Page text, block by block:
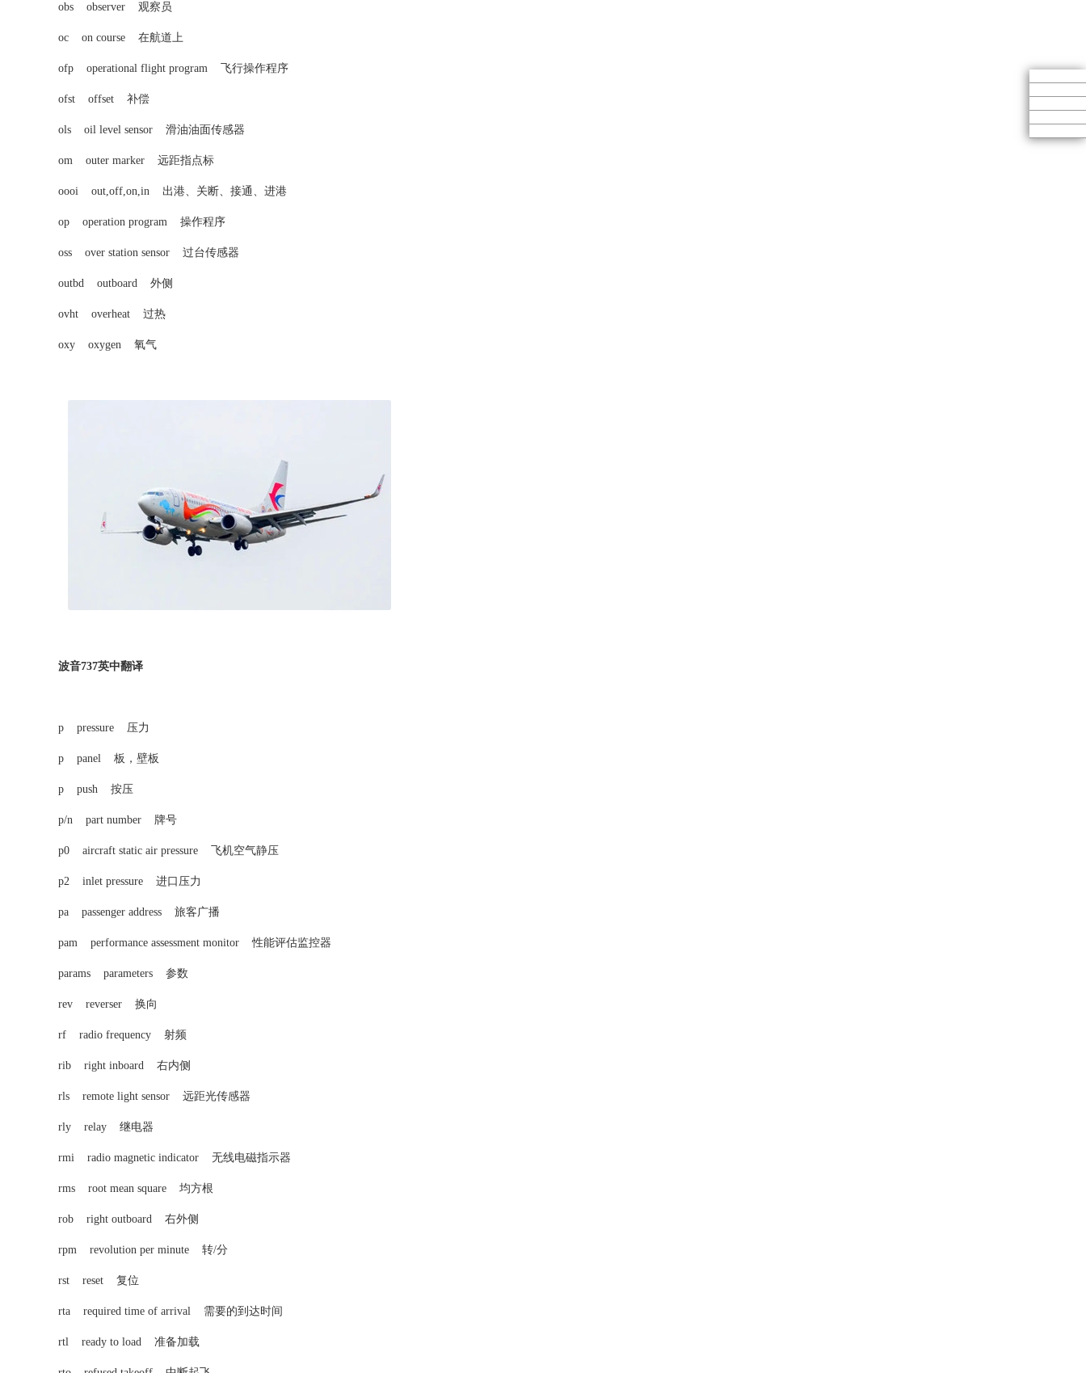
obs observer 观察员
oc on course 在航道上
ofp operational flight program 飞行操作程序
ofst offset 补偿
ols oil level sensor 滑油油面传感器
om outer marker 远距指点标
oooi out,off,on,in 出港、关断、接通、进港
op operation program 操作程序
oss over station sensor 过台传感器
outbd outboard 外侧
ovht overheat 过热
oxy oxygen 氧气
波音737英中翻译
p pressure 压力
p panel 板，壁板
p push 按压
p/n part number 牌号
p0 aircraft static air pressure 飞机空气静压
p2 inlet pressure 进口压力
pa passenger address 旅客广播
pam performance assessment monitor 性能评估监控器
params parameters 参数
rev reverser 换向
rf radio frequency 射频
rib right inboard 右内侧
rls remote light sensor 远距光传感器
rly relay 继电器
rmi radio magnetic indicator 无线电磁指示器
rms root mean square 均方根
rob right outboard 右外侧
rpm revolution per minute 转/分
rst reset 复位
rta required time of arrival 需要的到达时间
rtl ready to load 准备加载